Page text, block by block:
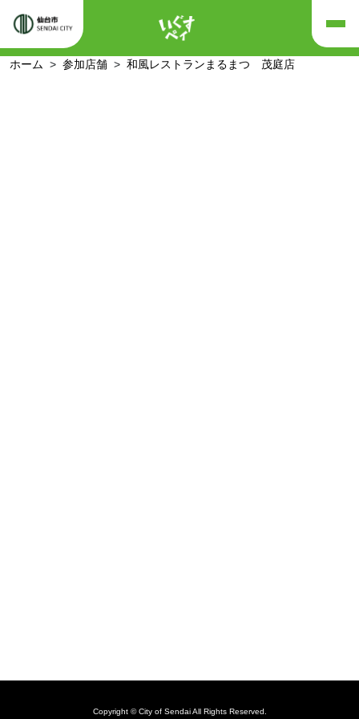
ホーム 参加店舗 和風レストランまるまつ 茂庭店
Copyright © City of Sendai All Rights Reserved.